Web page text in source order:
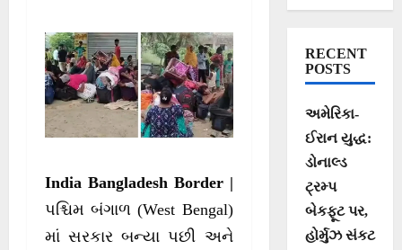
લગાવ્યો આરોપ
India Bangladesh Border |
પશ્ચિમ બંગાળ (West Bengal)
માં સરકાર બન્યા પછી અને
RECENT
POSTS
અમેરિકા-
ઈરાન યુદ્ધ:
ડોનાલ્ડ
ટ્રમ્પ
બેકફૂટ પર,
હોર્મુઝ સંકટ